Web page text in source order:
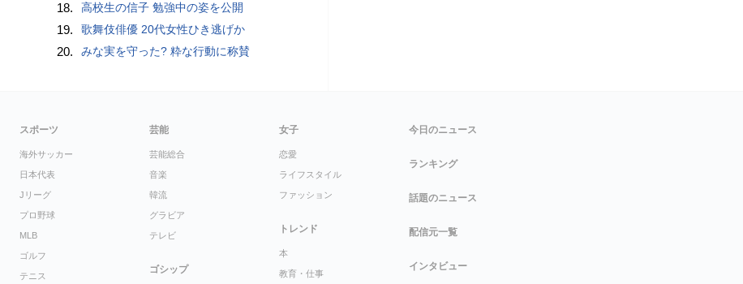
18. 高校生の信子 勉強中の姿を公開
19. 歌舞伎俳優 20代女性ひき逃げか
20. みな実を守った? 粋な行動に称賛
スポーツ
海外サッカー
日本代表
Jリーグ
プロ野球
MLB
ゴルフ
テニス
芸能
芸能総合
音楽
韓流
グラビア
テレビ
ゴシップ
女子
恋愛
ライフスタイル
ファッション
トレンド
本
教育・仕事
今日のニュース
ランキング
話題のニュース
配信元一覧
インタビュー